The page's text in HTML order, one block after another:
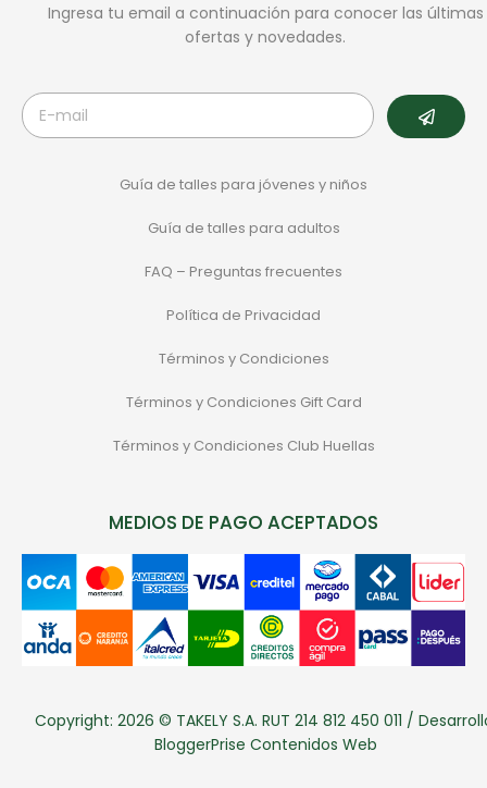
Ingresa tu email a continuación para conocer las últimas
ofertas y novedades.
Guía de talles para jóvenes y niños
Guía de talles para adultos
FAQ – Preguntas frecuentes
Política de Privacidad
Términos y Condiciones
Términos y Condiciones Gift Card
Términos y Condiciones Club Huellas
MEDIOS DE PAGO ACEPTADOS
Copyright: 2026 © TAKELY S.A. RUT 214 812 450 011 /
BloggerPrise Contenidos Web